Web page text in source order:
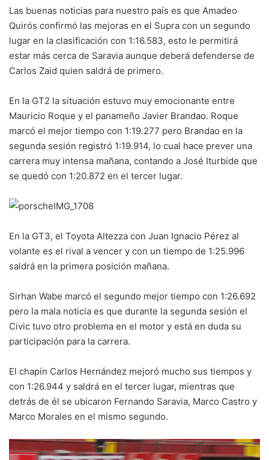
Las buenas noticias para nuestro país es que Amadeo
Quirós confirmó las mejoras en el Supra con un segundo
lugar en la clasificación con 1:16.583, esto le permitirá
estar más cerca de Saravia aunque deberá defenderse de
Carlos Zaid quien saldrá de primero.
En la GT2 la situación estuvo muy emocionante entre
Mauricio Roque y el panameño Javier Brandao. Roque
marcó el mejor tiempo con 1:19.277 pero Brandao en la
segunda sesión registró 1:19.914, lo cual hace prever una
carrera muy intensa mañana, contando a José Iturbide que
se quedó con 1:20.872 en el tercer lugar.
En la GT3, el Toyota Altezza con Juan Ignacio Pérez al
volante es el rival a vencer y con un tiempo de 1:25.996
saldrá en la primera posición mañana.
Sirhan Wabe marcó el segundo mejor tiempo con 1:26.692
pero la mala noticia es que durante la segunda sesión el
Civic tuvo otro problema en el motor y está en duda su
participación para la carrera.
El chapín Carlos Hernández mejoró mucho sus tiempos y
con 1:26.944 y saldrá en el tercer lugar, mientras que
detrás de él se ubicaron Fernando Saravia, Marco Castro y
Marco Morales en el mismo segundo.